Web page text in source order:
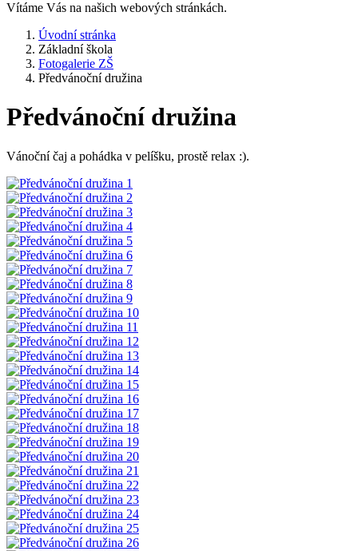
Vítáme Vás na našich webových stránkách.
Úvodní stránka
Základní škola
Fotogalerie ZŠ
Předvánoční družina
Předvánoční družina
Vánoční čaj a pohádka v pelíšku, prostě relax :).